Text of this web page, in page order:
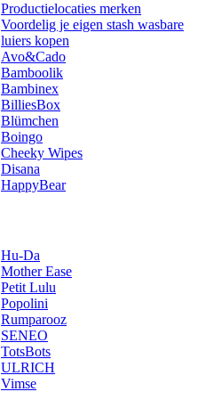
Productielocaties merken
Voordelig je eigen stash wasbare
luiers kopen
Avo&Cado
Bamboolik
Bambinex
BilliesBox
Blümchen
Boingo
Cheeky Wipes
Disana
HappyBear
Hu-Da
Mother Ease
Petit Lulu
Popolini
Rumparooz
SENEO
TotsBots
ULRICH
Vimse